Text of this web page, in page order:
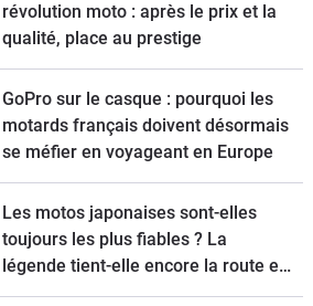
révolution moto : après le prix et la
qualité, place au prestige
GoPro sur le casque : pourquoi les
motards français doivent désormais
se méfier en voyageant en Europe
Les motos japonaises sont-elles
toujours les plus fiables ? La
légende tient-elle encore la route en
2026 ?